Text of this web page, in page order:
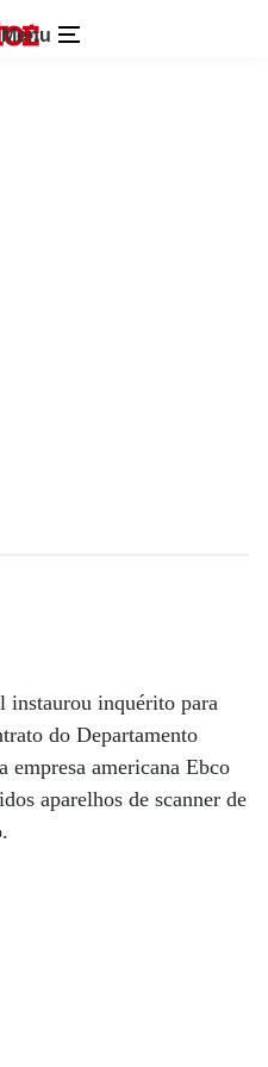
Menu
instaurou inquérito para
do Departamento
empresa americana Ebco
aparelhos de scanner de